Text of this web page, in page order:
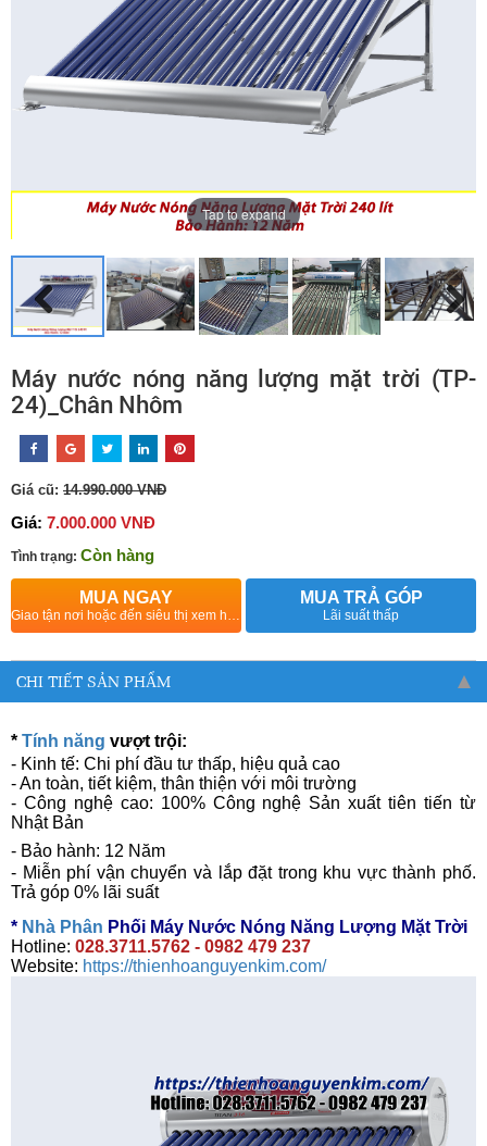
Tap to expand
Máy nước nóng năng lượng mặt trời (TP-
24)_Chân Nhôm
Giá cũ: 14.990.000 VNĐ
Giá: 7.000.000 VNĐ
Tình trạng: Còn hàng
MUA NGAY
Giao tận nơi hoặc đến siêu thị xem hàng
MUA TRẢ GÓP
Lãi suất thấp
CHI TIẾT SẢN PHẨM
* Tính năng vượt trội:
- Kinh tế: Chi phí đầu tư thấp, hiệu quả cao
- An toàn, tiết kiệm, thân thiện với môi trường
- Công nghệ cao: 100% Công nghệ Sản xuất tiên tiến từ
Nhật Bản
- Bảo hành: 12 Năm
- Miễn phí vận chuyển và lắp đặt trong khu vực thành phố.
Trả góp 0% lãi suất
* Nhà Phân Phối Máy Nước Nóng Năng Lượng Mặt Trời
Hotline: 028.3711.5762 - 0982 479 237
Website: https://thienhoanguyenkim.com/